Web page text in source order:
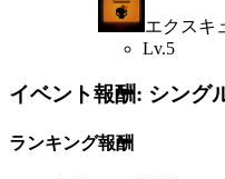
エクスキ
Lv.5
イベント報酬: シング
ランキング報酬